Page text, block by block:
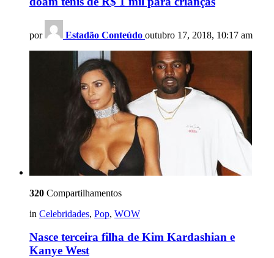
por Estadão Conteúdo outubro 17, 2018, 10:17 am
320 Compartilhamentos
in Celebridades, Pop, WOW
Nasce terceira filha de Kim Kardashian e
Kanye West